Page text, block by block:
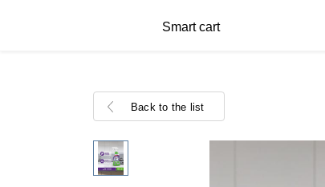
Smart cart
Back to the list